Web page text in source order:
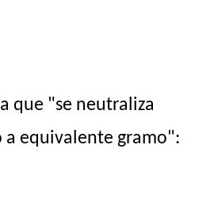
que "se neutraliza
equivalente gramo":